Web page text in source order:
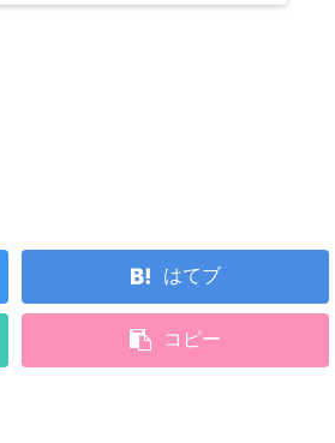
はてブ
コピー